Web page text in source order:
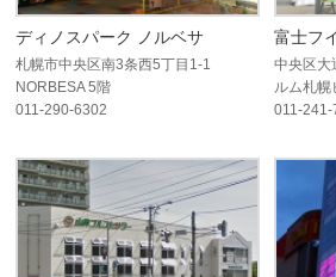
ディノスパーク ノルベサ
札幌市中央区南3条西5丁目1-1
NORBESA 5階
011-290-6302
富士フ
中央区
ルム札幌
011-241-